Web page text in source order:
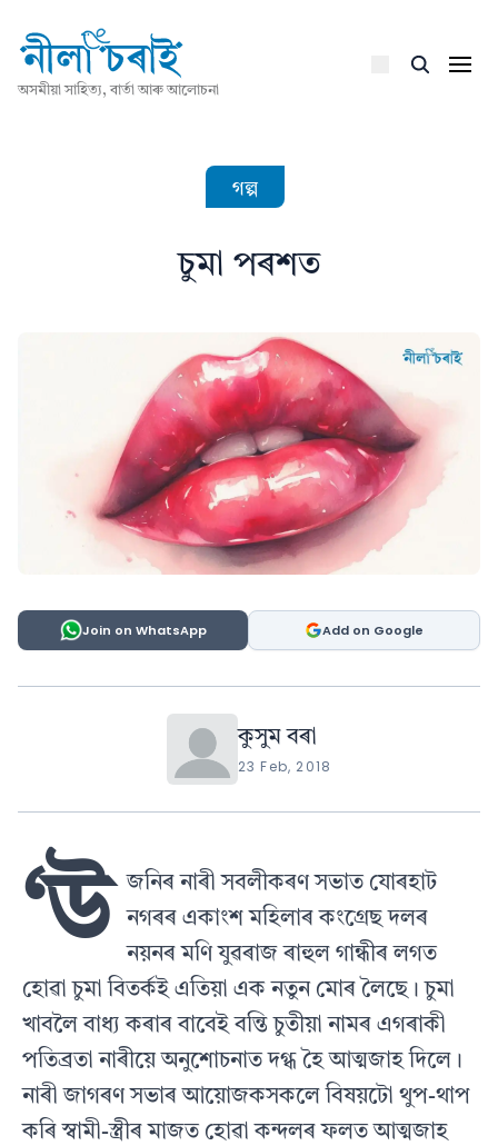
অসমীয়া সাহিত্য, বাৰ্তা আৰু আলোচনা
গল্প
চুমা পৰশত
Join on WhatsApp Add on Google
কুসুম বৰা
23 Feb, 2018
‘উ
জনিৰ নাৰী সবলীকৰণ সভাত যোৰহাট
নগৰৰ একাংশ মহিলাৰ কংগ্ৰেছ দলৰ
নয়নৰ মণি যুৱৰাজ ৰাহুল গান্ধীৰ লগত
হোৱা চুমা বিতর্কই এতিয়া এক নতুন মোৰ লৈছে। চুমা
খাবলৈ বাধ্য কৰাৰ বাবেই বন্তি চুতীয়া নামৰ এগৰাকী
পতিব্ৰতা নাৰীয়ে অনুশোচনাত দগ্ধ হৈ আত্মজাহ দিলে।
নাৰী জাগৰণ সভাৰ আয়োজকসকলে বিষয়টো থুপ-থাপ
কৰি স্বামী-স্ত্রীৰ মাজত হোৱা কন্দলৰ ফলত আত্মজাহ